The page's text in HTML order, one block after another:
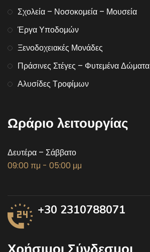
Σχολεία – Νοσοκομεία – Μουσεία
Έργα Υποδομών
Ξενοδοχειακές Μονάδες
Πράσινες Στέγες – Φυτεμένα Δώματα
Αλυσίδες Τροφίμων
Ωράριο λειτουργίας
Δευτέρα – Σάββατο
09:00 πμ - 05:00 μμ
+30 2310788071